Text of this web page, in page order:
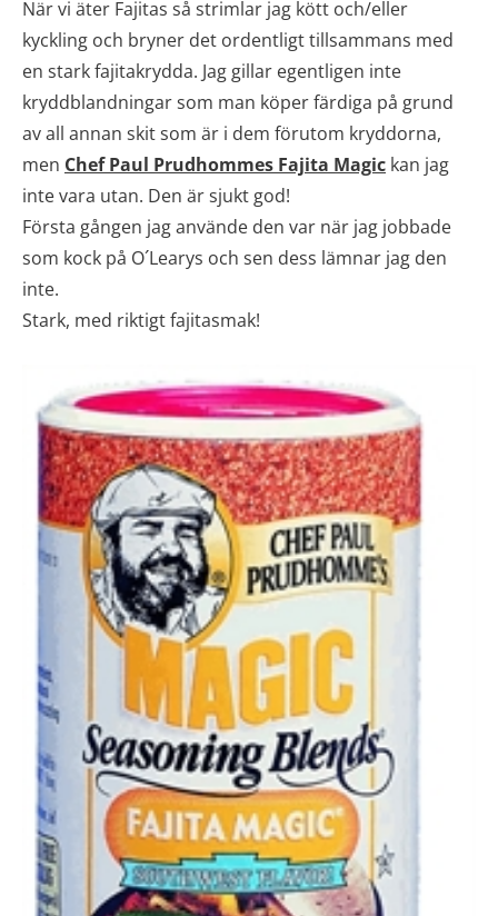
När vi äter Fajitas så strimlar jag kött och/eller
kyckling och bryner det ordentligt tillsammans med
en stark fajitakrydda. Jag gillar egentligen inte
kryddblandningar som man köper färdiga på grund
av all annan skit som är i dem förutom kryddorna,
men Chef Paul Prudhommes Fajita Magic kan jag
inte vara utan. Den är sjukt god!
Första gången jag använde den var när jag jobbade
som kock på O´Learys och sen dess lämnar jag den
inte.
Stark, med riktigt fajitasmak!